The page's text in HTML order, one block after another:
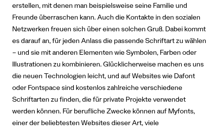
erstellen, mit denen man beispielsweise seine Familie und
Freunde überraschen kann. Auch die Kontakte in den sozialen
Netzwerken freuen sich über einen solchen Gruß. Dabei kommt
es darauf an, für jeden Anlass die passende Schriftart zu wählen
– und sie mit anderen Elementen wie Symbolen, Farben oder
Illustrationen zu kombinieren.Glücklicherweise machen es uns
die neuen Technologien leicht, und auf Websites wie Dafont
oder Fontspace sind kostenlos zahlreiche verschiedene
Schriftarten zu finden, die für private Projekte verwendet
werden können. Für berufliche Zwecke können auf Myfonts,
einer der beliebtesten Websites dieser Art, viele